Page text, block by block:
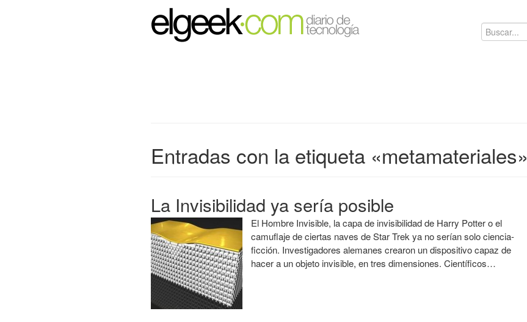
Entradas con la etiqueta «metamateriales»
La Invisibilidad ya sería posible
El Hombre Invisible, la capa de invisibilidad de Harry Potter o el
camuflaje de ciertas naves de Star Trek ya no serían solo ciencia-
ficción. Investigadores alemanes crearon un dispositivo capaz de
hacer a un objeto invisible, en tres dimensiones. Científicos…